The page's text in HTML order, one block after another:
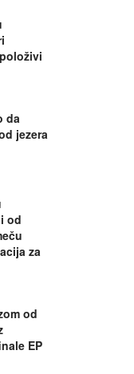
da
jezera
od
za
od
EP